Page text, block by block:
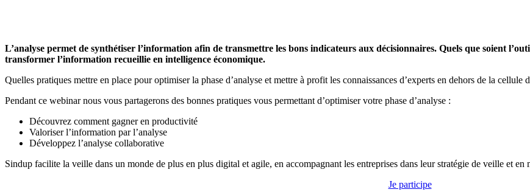
L’analyse permet de synthétiser l’information afin de transmettre les bons indicateurs aux décisionnaires. Quels que soient
transformer l’information recueillie en intelligence économique.
Quelles pratiques mettre en place pour optimiser la phase d’analyse et mettre à profit les connaissances d’experts en dehors de la cellule
Pendant ce webinar nous vous partagerons des bonnes pratiques vous permettant d’optimiser votre phase d’analyse :
Découvrez comment gagner en productivité
Valoriser l’information par l’analyse
Développez l’analyse collaborative
Sindup facilite la veille dans un monde de plus en plus digital et agile, en accompagnant les entreprises dans leur stratégie de veille et
Je participe